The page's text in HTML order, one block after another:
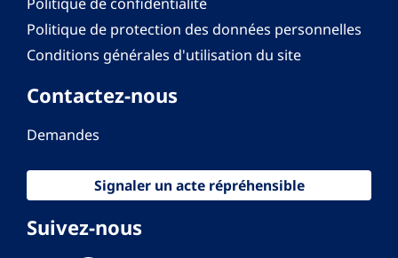
Politique de protection des données personnelles
Conditions générales d'utilisation du site
Contactez-nous
Demandes
Signaler un acte répréhensible
Suivez-nous